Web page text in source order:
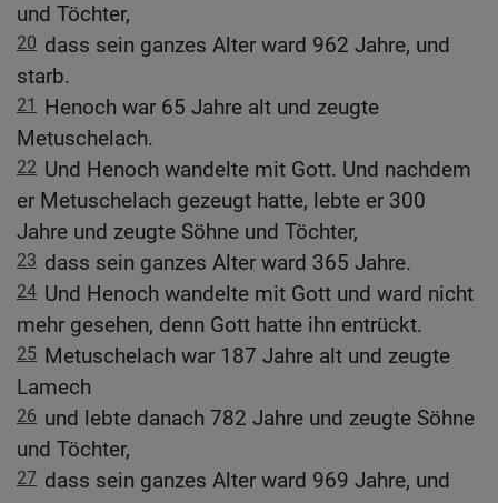
und Töchter,
20 dass sein ganzes Alter ward 962 Jahre, und
starb.
21
Henoch war 65 Jahre alt und zeugte
Metuschelach.
22 Und Henoch wandelte mit Gott. Und nachdem
er Metuschelach gezeugt hatte, lebte er 300
Jahre und zeugte Söhne und Töchter,
23 dass sein ganzes Alter ward 365 Jahre.
24 Und Henoch wandelte mit Gott und ward nicht
mehr gesehen, denn Gott hatte ihn entrückt.
25 Metuschelach war 187 Jahre alt und zeugte
Lamech
26 und lebte danach 782 Jahre und zeugte Söhne
und Töchter,
27 dass sein ganzes Alter ward 969 Jahre, und